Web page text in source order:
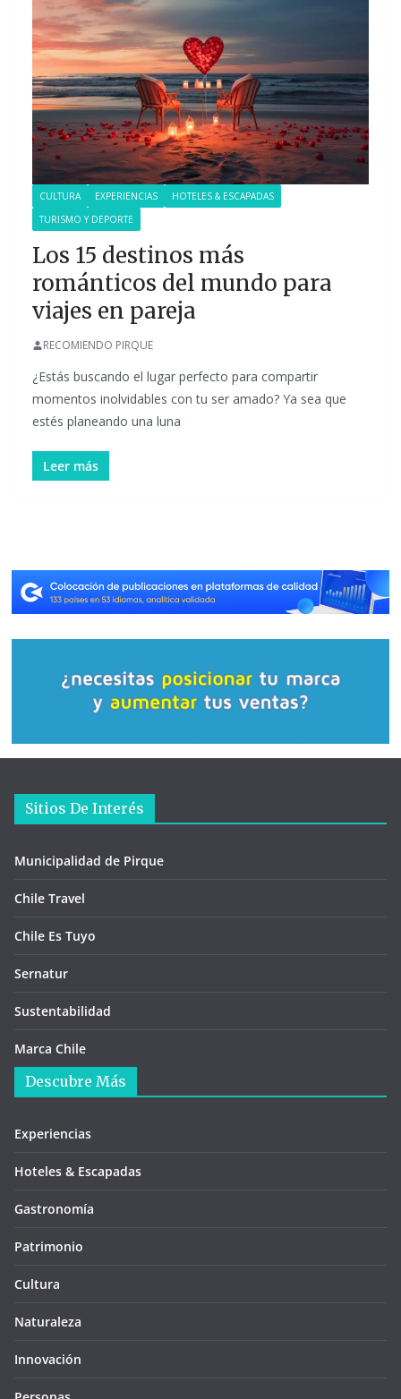
CULTURA EXPERIENCIAS
HOTELES & ESCAPADAS
TURISMO Y DEPORTE
Los 15 destinos más
románticos del mundo para
viajes en pareja
RECOMIENDO PIRQUE
¿Estás buscando el lugar perfecto para compartir
momentos inolvidables con tu ser amado? Ya sea que
estés planeando una luna
Leer más
Sitios De Interés
Municipalidad de Pirque
Chile Travel
Chile Es Tuyo
Sernatur
Sustentabilidad
Marca Chile
Descubre Más
Experiencias
Hoteles & Escapadas
Gastronomía
Patrimonio
Cultura
Naturaleza
Innovación